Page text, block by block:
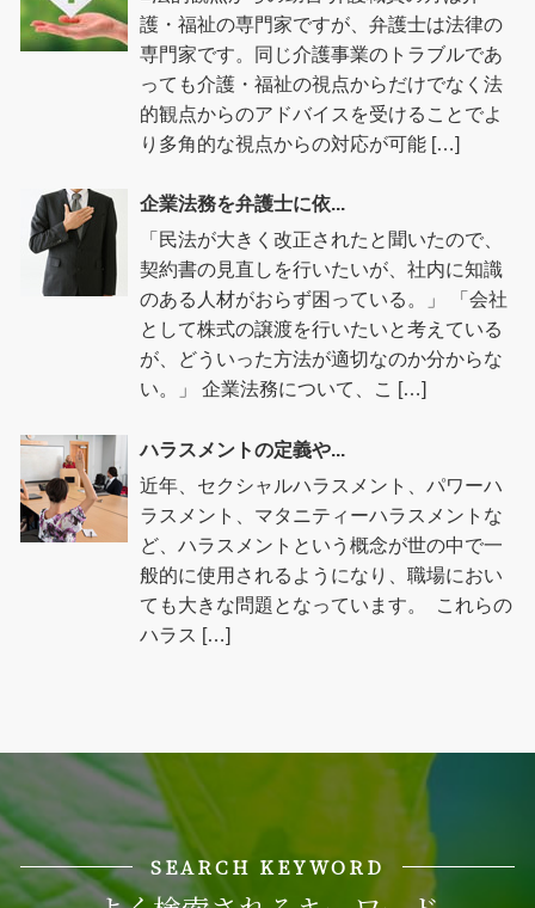
護・福祉の専門家ですが、弁護士は法律の
専門家です。同じ介護事業のトラブルであ
っても介護・福祉の視点からだけでなく法
的観点からのアドバイスを受けることでよ
り多角的な視点からの対応が可能 […]
企業法務を弁護士に依...
「民法が大きく改正されたと聞いたので、
契約書の見直しを行いたいが、社内に知識
のある人材がおらず困っている。」 「会社
として株式の譲渡を行いたいと考えている
が、どういった方法が適切なのか分からな
い。」 企業法務について、こ […]
ハラスメントの定義や...
近年、セクシャルハラスメント、パワーハ
ラスメント、マタニティーハラスメントな
ど、ハラスメントという概念が世の中で一
般的に使用されるようになり、職場におい
ても大きな問題となっています。 これらの
ハラス […]
SEARCH KEYWORD